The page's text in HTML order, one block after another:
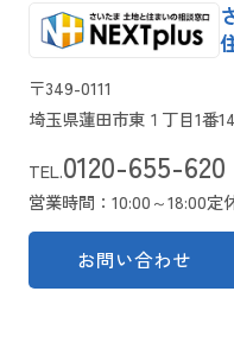
〒349-0111
埼玉県蓮田市東１丁目1番
TEL.0120-655-620
営業時間：10:00～18:00定
お問い合わせ